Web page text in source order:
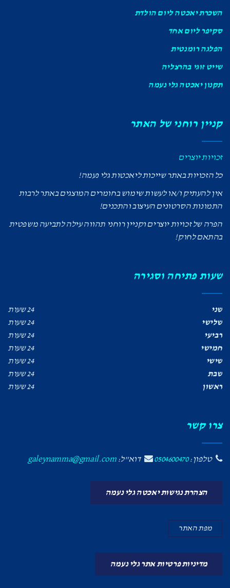
השכרת יאכטה ליום הולדת
סקיפר ליום אחד
הפלגה רומנטית
שייט זוגי בהרצליה
תקנון יאכטה גלי נעמה
קניין רוחני של האתר
זכויות יוצרים
כל הזכויות באתר שייכות ליאכטות גלי נעמה!
אין להעתיק ו/או לעשות שימוש בחומרים המוצגים באתר לרבות
התמונות הסרטונים העיצוב והתכנים!
הפרה של זכויות יוצרים וקניין רוחני תהווה עילה לתביעה משפטית
בהתאם לחוק!
שעות פתיחה וסגירה
שני
24 שעות
שלישי
24 שעות
רביעי
24 שעות
חמישי
24 שעות
שישי
24 שעות
שבת
24 שעות
ראשון
24 שעות
צרו קשר
טלפון:0504600470 דוא"ל:galeynamma@gmail.com
הצהרת נגישות יאכטה גלי נעמה
מפת האתר
מדיניות פרטיות אתר גלי נעמה